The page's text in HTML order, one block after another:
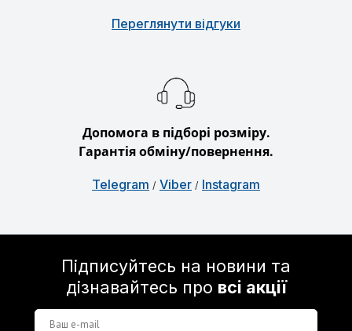
Переглянути відгуки
Допомога в підборі розміру.
Гарантія обміну/повернення.
Telegram / Viber / Instagram
Підписуйтесь на новини та
дізнавайтесь про всі акції